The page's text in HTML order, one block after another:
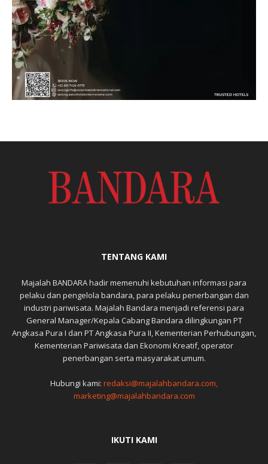
TENTANG KAMI
Majalah BANDARA hadir memenuhi kebutuhan informasi para
pelaku dan pengelola bandara, para pelaku penerbangan dan
industri pariwisata. Majalah Bandara menjadi referensi para
General Manager/Kepala Cabang Bandara dilingkungan PT
Angkasa Pura I dan PT Angkasa Pura II, Kementerian Perhubungan,
Kementerian Pariwisata dan Ekonomi Kreatif, operator
penerbangan serta masyarakat umum.
Hubungi kami: redaksi@majalahbandara.com,
marketing@majalahbandara.com
IKUTI KAMI